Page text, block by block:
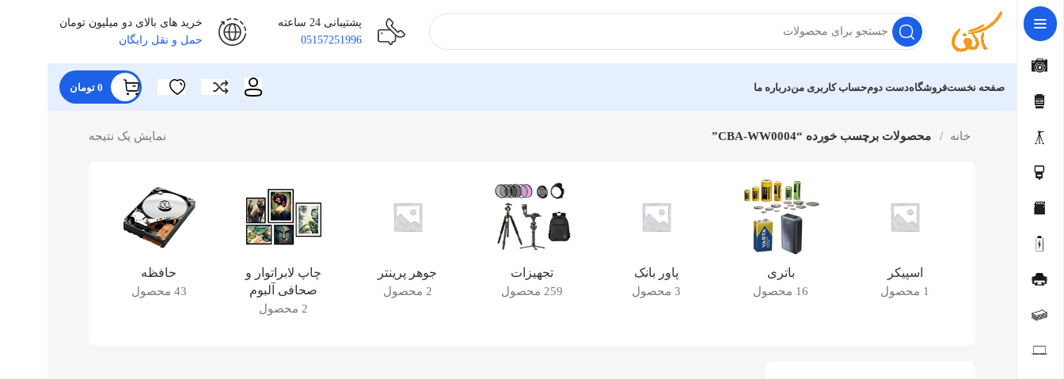
پشتیبانی 24 ساعته
05157251996
خرید های بالای دو میلیون تومان
حمل و نقل رایگان
صفحه نخستفروشگاهدست دومحساب کاربری مندرباره ما 0 تومان
خانه محصولات برچسب خورده “CBA-WW0004” نمایش یک نتیجه
اسپیکر
1 محصول
باتری
16 محصول
پاور بانک
3 محصول
تجهیزات
259 محصول
جوهر پرینتر
2 محصول
چاپ لابراتوار و
صحافی آلبوم
2 محصول
حافظه
43 محصول